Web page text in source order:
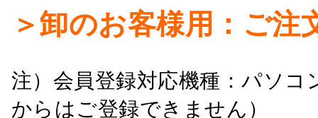
＞卸のお客様用：ご注
注）会員登録対応機種：パソ
からはご登録できません）